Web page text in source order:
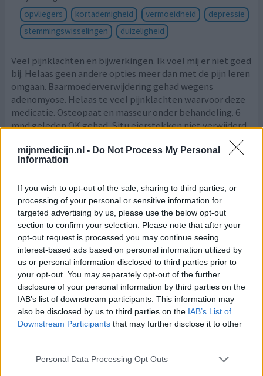
mijnmedicijn.nl - Do Not Process My Personal
Information
If you wish to opt-out of the sale, sharing to third parties, or
processing of your personal or sensitive information for
targeted advertising by us, please use the below opt-out
section to confirm your selection. Please note that after your
opt-out request is processed you may continue seeing
interest-based ads based on personal information utilized by
us or personal information disclosed to third parties prior to
your opt-out. You may separately opt-out of the further
disclosure of your personal information by third parties on the
IAB’s list of downstream participants. This information may
also be disclosed by us to third parties on the IAB’s List of
Downstream Participants that may further disclose it to other
Personal Data Processing Opt Outs
opvliegers
kortademigheid vermoeidheid
depressie
stemmingswisselingen
duizeligheid
Veel pijnklachten en bijwerkingen. Ik voel mij er niet goed
bij. Helaas geen andere opties meer dan met de pijn leren
omgaan. Baarmoederverwijdering gehad wegens
adenomyose. Helaas te veel pijnklachten waarvoor deze
medicatie. Osteopaat en masseur onder behandeling. 6
mnd geleden OK gehad. Situ eierstokken niet verwijderd.
geef mening
Zoladex
22-01-2026 | Vrouw | 51
gosereline
Migraine
Effectiviteit
Hoeveelheid bijwerkingen
Bijwerkingen
verlies van libido
gewichtstoename oorsuizen
leven teruggegeven. Van 21 dagen/maand migraine naar 3